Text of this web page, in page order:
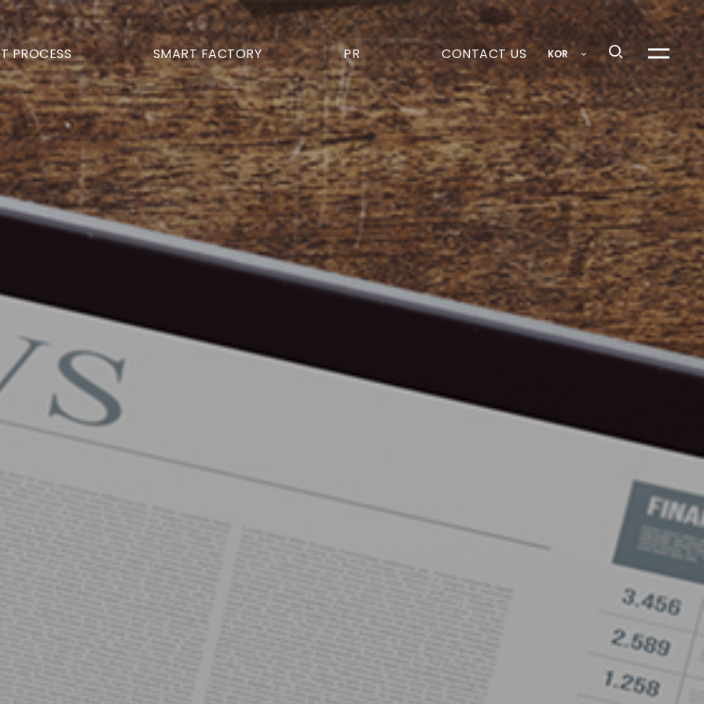
PROCESS SMART FACTORY PR CONTACT US KOR 메뉴열기